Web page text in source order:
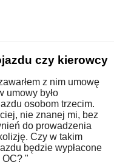
czy kierowcy
z nim umowę
umowy było
osobom trzecim.
nie znanej mi, bez
do prowadzenia
Czy w takim
będzie wypłacone
"